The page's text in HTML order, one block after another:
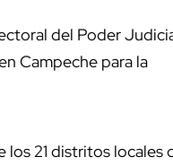
del Poder
Campeche para la
21 distritos locales